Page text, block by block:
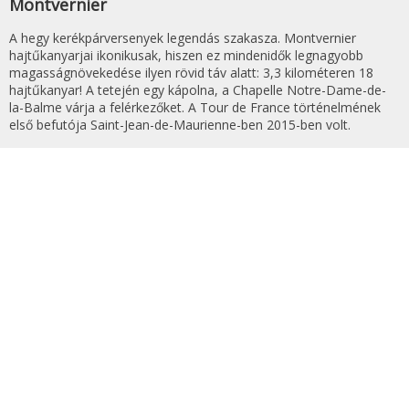
Montvernier
A hegy kerékpárversenyek legendás szakasza. Montvernier
hajtűkanyarjai ikonikusak, hiszen ez mindenidők legnagyobb
magasságnövekedése ilyen rövid táv alatt: 3,3 kilométeren 18
hajtűkanyar! A tetején egy kápolna, a Chapelle Notre-Dame-de-
la-Balme várja a felérkezőket. A Tour de France történelmének
első befutója Saint-Jean-de-Maurienne-ben 2015-ben volt.